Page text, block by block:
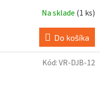
Na sklade (1 ks)
Do košíka
Kód:VR-DJB-12